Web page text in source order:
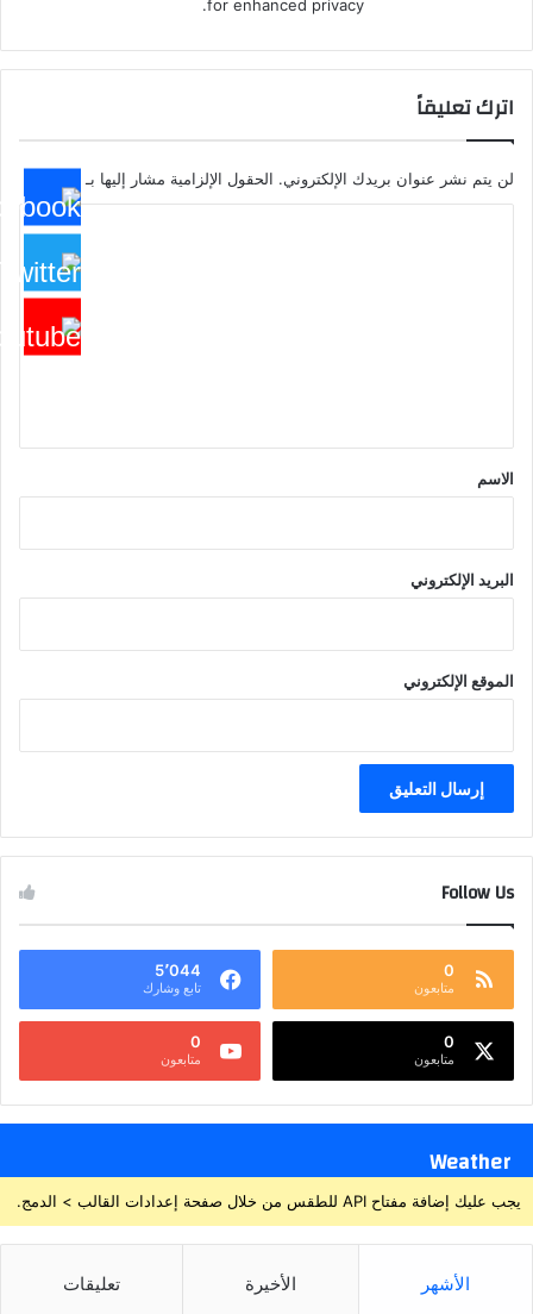
for enhanced privacy.
اترك تعليقاً
لن يتم نشر عنوان بريدك الإلكتروني. الحقول الإلزامية مشار إليها بـ
*
الاسم
البريد الإلكتروني
الموقع الإلكتروني
Follow Us
0
متابعون
5٬044
تابع وشارك
0
متابعون
0
متابعون
Weather
يجب عليك إضافة مفتاح API للطقس من خلال صفحة إعدادات القالب > الدمج.
الأشهر الأخيرة تعليقات